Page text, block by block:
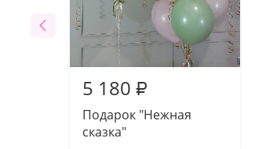
5 180 ₽
Подарок "Нежная
сказка"